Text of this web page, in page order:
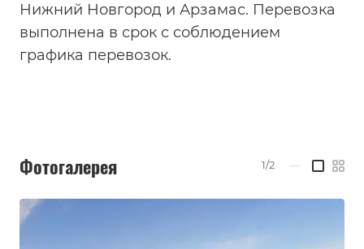
Нижний Новгород и Арзамас. Перевозка
выполнена в срок с соблюдением
графика перевозок.
Фотогалерея 1/2 —